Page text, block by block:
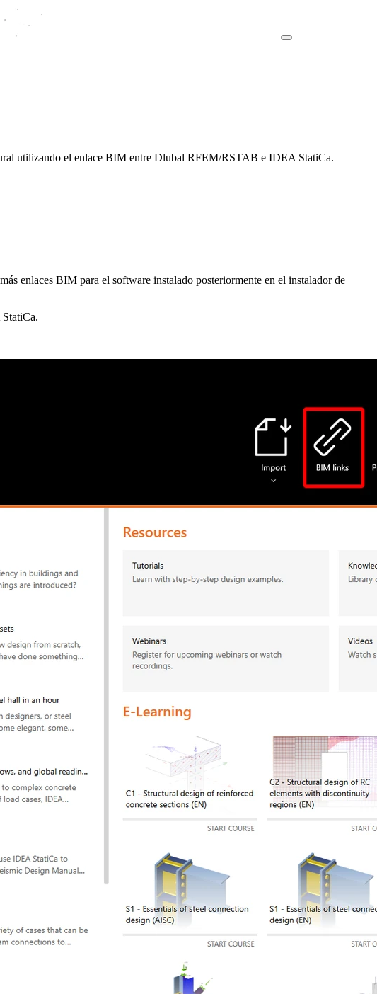
utilizando el enlace BIM entre Dlubal RFEM/RSTAB e IDEA StatiCa.
enlaces BIM para el software instalado posteriormente en el instalador de